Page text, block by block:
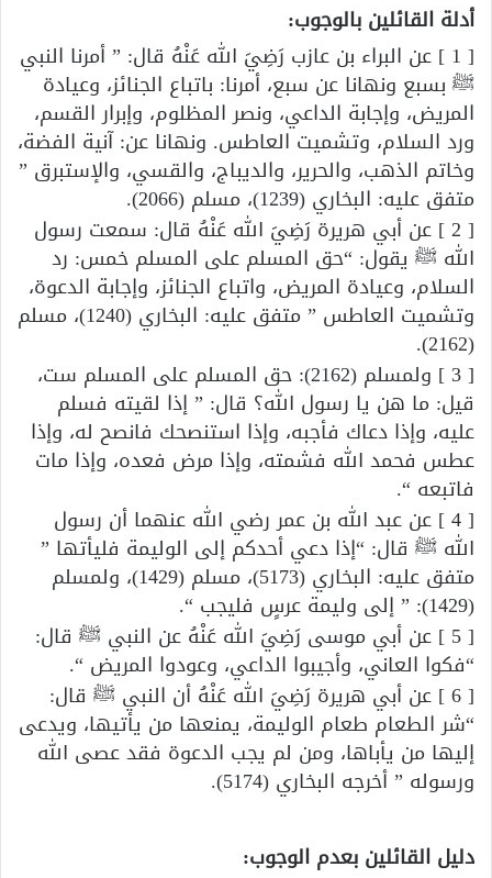
أدلة القائلين بالوجوب:
[ 1 ] عن البراء بن عازب رَضِيَ الله عَنْهُ قال: ” أمرنا النبي
ﷺ بسبع ونهانا عن سبع، أمرنا: باتباع الجنائز، وعيادة
المريض، وإجابة الداعي، ونصر المظلوم، وإبرار القسم،
ورد السلام، وتشميت العاطس. ونهانا عن: آنية الفضة،
وخاتم الذهب، والحرير، والديباج، والقسي، والإستبرق ”
متفق عليه: البخاري (1239)، مسلم (2066).
[ 2 ] عن أبي هريرة رَضِيَ الله عَنْهُ قال: سمعت رسول
الله ﷺ يقول: “حق المسلم على المسلم خمس: رد
السلام، وعيادة المريض، واتباع الجنائز، وإجابة الدعوة،
وتشميت العاطس ” متفق عليه: البخاري (1240)، مسلم
(2162).
[ 3 ] ولمسلم (2162): حق المسلم على المسلم ست،
قيل: ما هن يا رسول الله؟ قال: ” إذا لقيته فسلم
عليه، وإذا دعاك فأجبه، وإذا استنصحك فانصح له، وإذا
عطس فحمد الله فشمته، وإذا مرض فعده، وإذا مات
فاتبعه “.
[ 4 ] عن عبد الله بن عمر رضي الله عنهما أن رسول
الله ﷺ قال: “إذا دعي أحدكم إلى الوليمة فليأتها ”
متفق عليه: البخاري (5173)، مسلم (1429)، ولمسلم
(1429): ” إلى وليمة عرسٍ فليجب “.
[ 5 ] عن أبي موسى رَضِيَ الله عَنْهُ عن النبي ﷺ قال:
“فكوا العاني، وأجيبوا الداعي، وعودوا المريض “.
[ 6 ] عن أبي هريرة رَضِيَ الله عَنْهُ أن النبي ﷺ قال:
“شر الطعام طعام الوليمة، يمنعها من يأتيها، ويدعى
إليها من يأباها، ومن لم يجب الدعوة فقد عصى الله
ورسوله ” أخرجه البخاري (5174).
دليل القائلين بعدم الوجوب: